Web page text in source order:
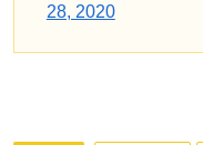
28, 2020